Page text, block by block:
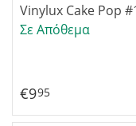
Vinylux Cake Pop
Σε Απόθεμα
€995